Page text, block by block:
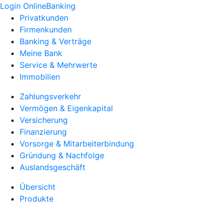
Login OnlineBanking
Privatkunden
Firmenkunden
Banking & Verträge
Meine Bank
Service & Mehrwerte
Immobilien
Zahlungsverkehr
Vermögen & Eigenkapital
Versicherung
Finanzierung
Vorsorge & Mitarbeiterbindung
Gründung & Nachfolge
Auslandsgeschäft
Übersicht
Produkte